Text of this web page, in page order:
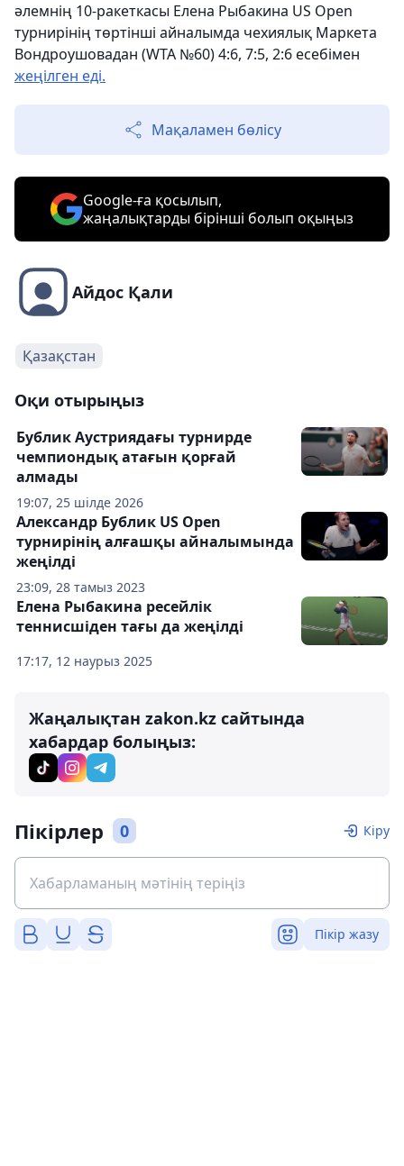
әлемнің 10-ракеткасы Елена Рыбакина US Open
турнирінің төртінші айналымда чехиялық Маркета
Вондроушовадан (WTA №60) 4:6, 7:5, 2:6 есебімен
жеңілген еді.
Мақаламен бөлісу
Google-ға қосылып,
жаңалықтарды бірінші болып оқыңыз
Айдос Қали
Қазақстан
Оқи отырыңыз
19:07, 25 шілде 2026
Бублик Аустриядағы турнирде
чемпиондық атағын қорғай
алмады
23:09, 28 тамыз 2023
Александр Бублик US Open
турнирінің алғашқы айналымында
жеңілді
17:17, 12 наурыз 2025
Елена Рыбакина ресейлік
теннисшіден тағы да жеңілді
Жаңалықтан zakon.kz сайтында
хабардар болыңыз:
Пікірлер 0 Кіру
Пікір жазу